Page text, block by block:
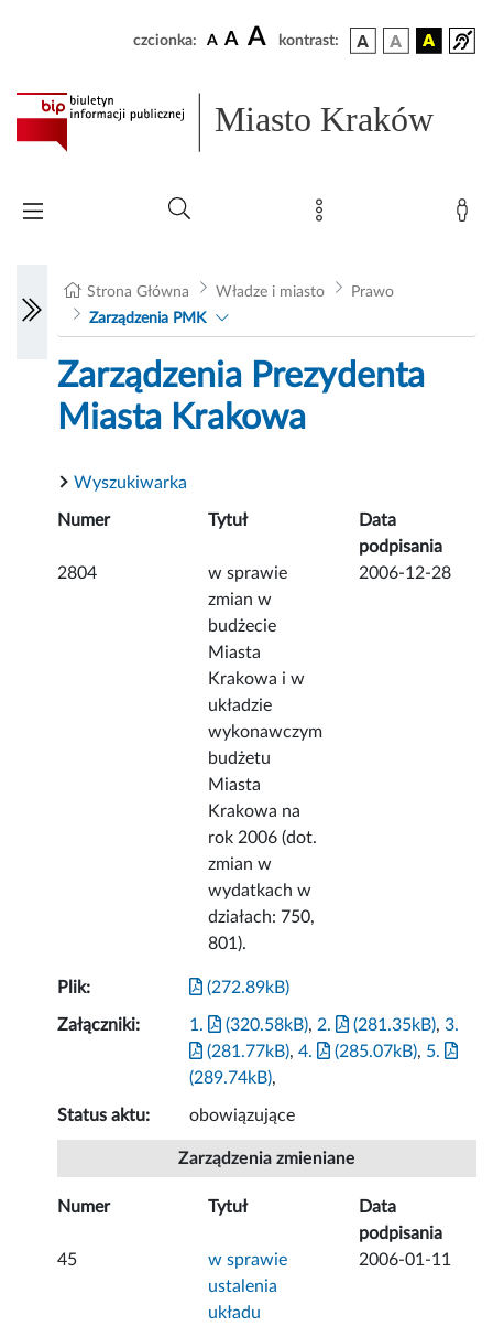
czcionka: A A A kontrast:
Miasto Kraków
Strona Główna Władze i miasto
Prawo
Zarządzenia PMK
Zarządzenia Prezydenta
Miasta Krakowa
Wyszukiwarka
Numer Tytuł
Data
podpisania
2804
w sprawie
zmian w
budżecie
Miasta
Krakowa i w
układzie
wykonawczym
budżetu
Miasta
Krakowa na
rok 2006 (dot.
zmian w
wydatkach w
działach: 750,
801).
2006-12-28
Plik: (272.89kB)
Załączniki: 1. (320.58kB), 2. (281.35kB),3.
(281.77kB),4. (285.07kB), 5.
(289.74kB),
Status aktu: obowiązujące
Zarządzenia zmieniane
Numer Tytuł
Data
podpisania
45
w sprawie
ustalenia
układu
2006-01-11